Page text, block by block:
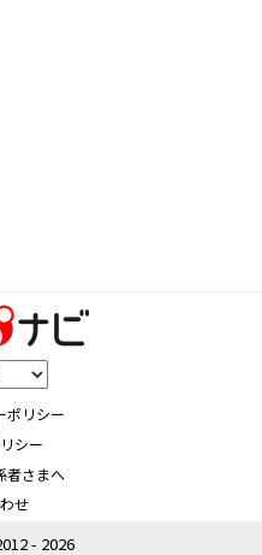
ポリシー
シー
者さまへ
せ
- 2026